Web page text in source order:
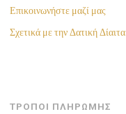
Επικοινωνήστε μαζί μας
Σχετικά με την Δατική Δίαιτα
ΤΡΟΠΟΙ ΠΛΗΡΩΜΗΣ